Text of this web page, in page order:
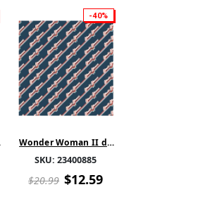
-40%
Wonder Woman II de
Diagonale - Coton -
Marine
SKU:23400885
$20.99 $12.59